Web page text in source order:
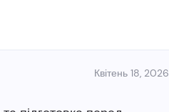
Квітень 18, 2026